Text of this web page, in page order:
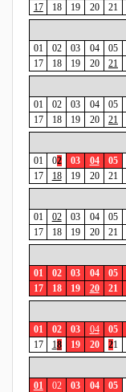
17
18 19 20 21
01 02 03 04 05
17
18 19 20 21
01 02 03 04 05
17
18 19 20 21
01 02 03 04 05
17
18 19 20 21
01 02 03 04 05
17
18 19 20 21
01 02 03 04 05
17
18 19 20 21
01 02 03 04 05
17
18 19 20 21
01 02 03 04 05